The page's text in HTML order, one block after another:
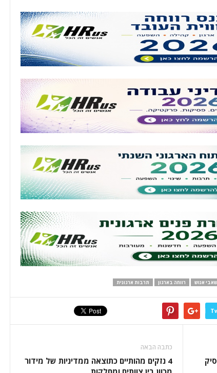
אנוש רווחה בארגון תרבות ארגונית
כתבה הבאה
4 נזקים מהותיים כתוצאה ממדיניות של מידור